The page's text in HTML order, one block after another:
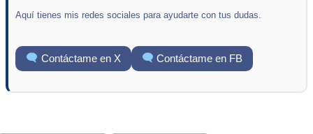
Aquí tienes mis redes sociales para ayudarte con tus dudas.
Contáctame en X Contáctame en FB